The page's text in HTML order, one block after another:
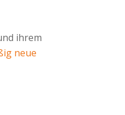
ihrem
neue